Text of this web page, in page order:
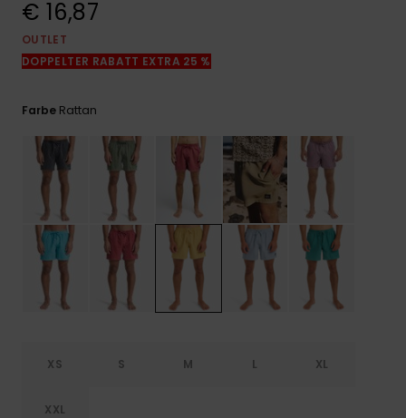
ansehen
€ 16,87
OUTLET
DOPPELTER RABATT EXTRA 25 %
Farbe Rattan
XS S M L XL
XXL